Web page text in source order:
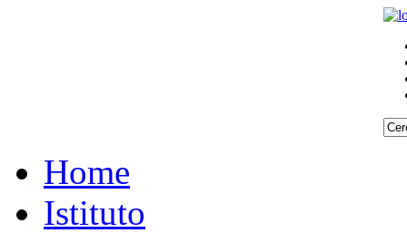
Home
Istituto